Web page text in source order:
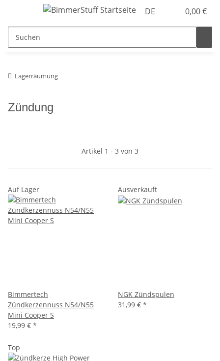
DE 0,00 €
Lagerräumung
Zündung
Artikel 1 - 3 von 3
Auf Lager
Bimmertech
Zündkerzennuss N54/N55
Mini Cooper S
19,99 € *
Ausverkauft
NGK Zündspulen
31,99 € *
Top